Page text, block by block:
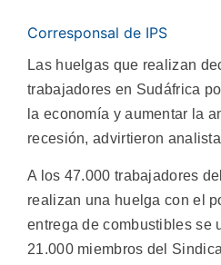
Corresponsal de IPS
Las huelgas que realizan
trabajadores en Sudáfrica
la economía y aumentar la
recesión, advirtieron
A los 47.000 trabajadores
realizan una huelga con el
entrega de combustibles se
21.000 miembros del